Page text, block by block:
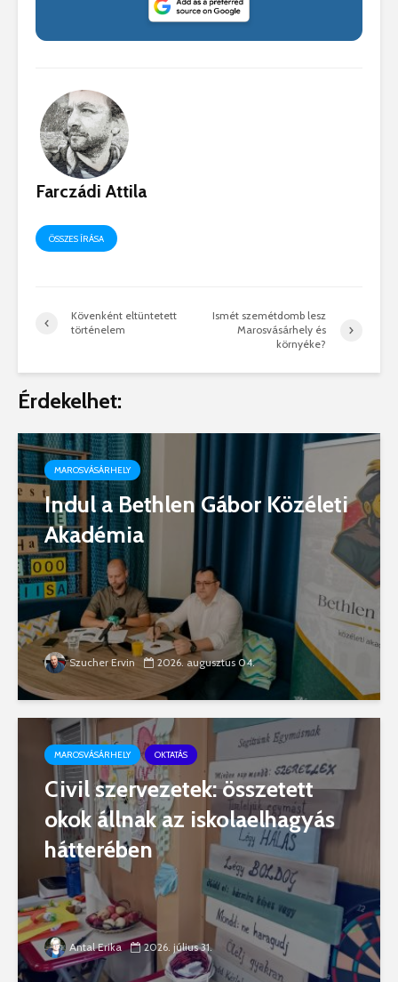
Farczádi Attila
ÖSSZES ÍRÁSA
Kövenként eltüntetett
történelem
Ismét szemétdomb lesz
Marosvásárhely és
környéke?
Érdekelhet:
MAROSVÁSÁRHELY
Indul a Bethlen Gábor Közéleti
Akadémia
Szucher Ervin 2026. augusztus 04.
MAROSVÁSÁRHELY OKTATÁS
Civil szervezetek: összetett
okok állnak az iskolaelhagyás
hátterében
Antal Erika 2026. július 31.